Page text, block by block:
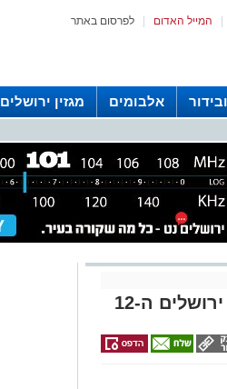
לפרסום באתר המייל האדום
אלבומים מגזין ירושלים
ה-12